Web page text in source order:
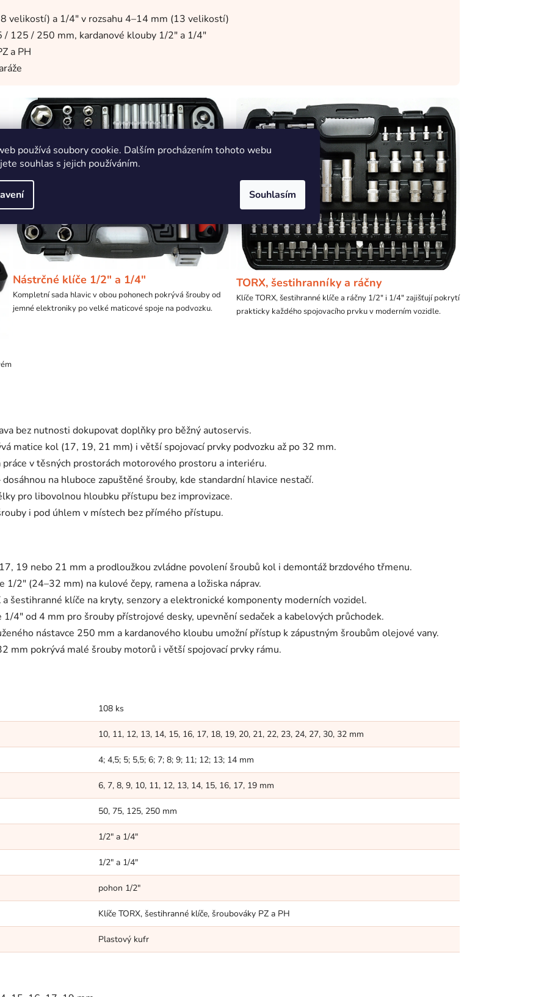
používá soubory cookie. Dalším procházením tohoto webu
souhlas s jejich používáním.
Souhlasím
velikostí) a 1/4" v rozsahu 4–14 mm (13 velikostí)
125 / 250 mm, kardanové klouby 1/2" a 1/4"
a PH
Nástrčné klíče 1/2" a 1/4"
Kompletní sada hlavic v obou pohonech pokrývá šrouby od
jemné elektroniky po velké maticové spoje na podvozku.
TORX, šestihranníky a ráčny
Klíče TORX, šestihranné klíče a ráčny 1/2" i 1/4" zajišťují pokrytí
prakticky každého spojovacího prvku v moderním vozidle.
bez nutnosti dokupovat doplňky pro běžný autoservis.
matice kol (17, 19, 21 mm) i větší spojovací prvky podvozku až po 32 mm.
v těsných prostorách motorového prostoru a interiéru.
na hluboce zapuštěné šrouby, kde standardní hlavice nestačí.
pro libovolnou hloubku přístupu bez improvizace.
i pod úhlem v místech bez přímého přístupu.
19 nebo 21 mm a prodloužkou zvládne povolení šroubů kol i demontáž brzdového třmenu.
2" (24–32 mm) na kulové čepy, ramena a ložiska náprav.
šestihranné klíče na kryty, senzory a elektronické komponenty moderních vozidel.
4" od 4 mm pro šrouby přístrojové desky, upevnění sedaček a kabelových průchodek.
nástavce 250 mm a kardanového kloubu umožní přístup k zápustným šroubům olejové vany.
mm pokrývá malé šrouby motorů i větší spojovací prvky rámu.
108 ks
10, 11, 12, 13, 14, 15, 16, 17, 18, 19, 20, 21, 22, 23, 24, 27, 30, 32 mm
4; 4,5; 5; 5,5; 6; 7; 8; 9; 11; 12; 13; 14 mm
6, 7, 8, 9, 10, 11, 12, 13, 14, 15, 16, 17, 19 mm
50, 75, 125, 250 mm
1/2" a 1/4"
1/2" a 1/4"
pohon 1/2"
Klíče TORX, šestihranné klíče, šroubováky PZ a PH
Plastový kufr